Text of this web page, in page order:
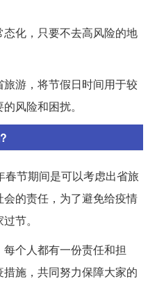
化，只要不去高风险的地
游，将节假日时间用于较
风险和困扰。
节期间是可以考虑出省旅
的责任，为了避免给疫情
节。
个人都有一份责任和担
施，共同努力保障大家的